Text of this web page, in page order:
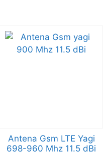
Antena Gsm LTE Yagi
698-960 Mhz 11.5 dBi